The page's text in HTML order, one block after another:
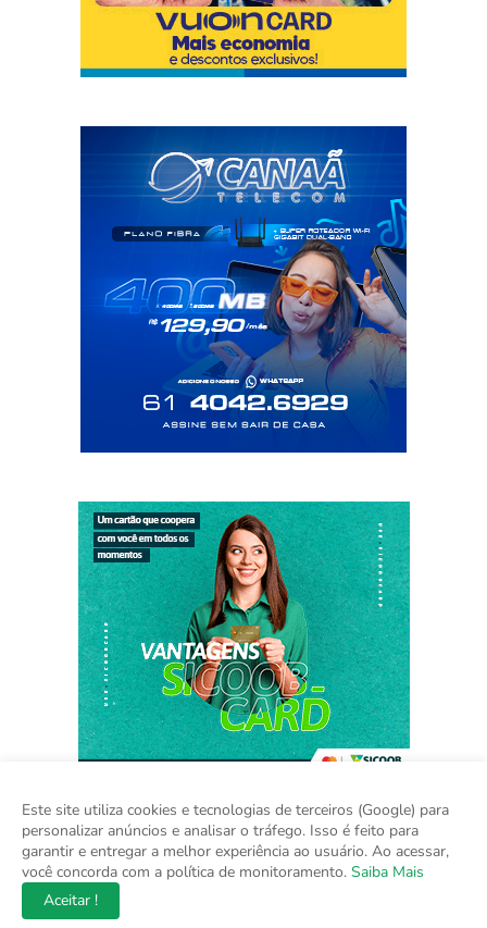
Home Sobre Contato Mídia Kit
Este site utiliza cookies e tecnologias de terceiros (Google) para
personalizar anúncios e analisar o tráfego. Isso é feito para
garantir e entregar a melhor experiência ao usuário. Ao acessar,
você concorda com a política de monitoramento. Saiba Mais
Aceitar !